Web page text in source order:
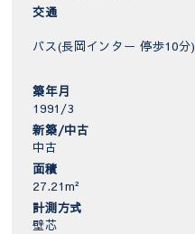
交通
バス(長岡インター 停歩10分)
築年月
1991/3
新築/中古
中古
面積
27.21m²
計測方式
壁芯